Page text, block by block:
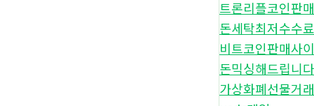
트론리플코인판매
돈세탁최저수수료
비트코인판매사
돈믹싱해드립니다
가상화폐선물거래